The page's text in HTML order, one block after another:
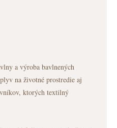
a výroba bavlnených
na životné prostredie aj
ktorých textilný